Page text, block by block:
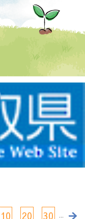
10 20 30 ...